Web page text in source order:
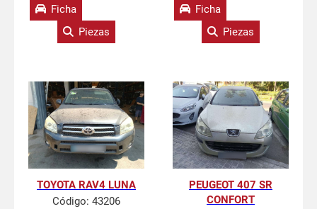
Ficha
Piezas
Ficha
Piezas
TOYOTA RAV4 LUNA
Código: 43206
PEUGEOT 407 SR
CONFORT